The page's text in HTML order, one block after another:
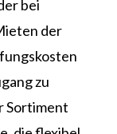
bei
der
zu
Sortiment